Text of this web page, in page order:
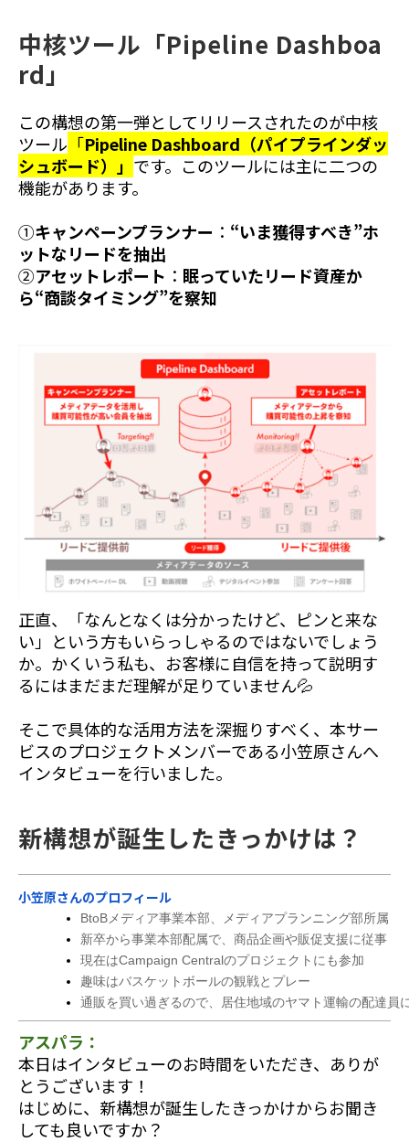
中核ツール「Pipeline Dashboa
rd」
この構想の第一弾としてリリースされたのが中核
ツール 「Pipeline Dashboard（パイプラインダッ
シュボード）」 です。このツールには主に二つの
機能があります。
①キャンペーンプランナー ： “いま獲得すべき”ホ
ットなリードを抽出
②アセットレポート ： 眠っていたリード資産か
ら“商談タイミング”を察知
正直、「なんとなくは分かったけど、ピンと来な
い」という方もいらっしゃるのではないでしょう
か。かくいう私も、お客様に自信を持って説明す
るにはまだまだ理解が足りていません💦
そこで具体的な活用方法を深掘りすべく、本サー
ビスのプロジェクトメンバーである小笠原さんへ
インタビューを行いました。
新構想が誕生したきっかけは？
小笠原さんのプロフィール
BtoBメディア事業本部、メディアプランニング部所属
新卒から事業本部配属で、商品企画や販促支援に従事
現在はCampaign Centralのプロジェクトにも参加
趣味はバスケットボールの観戦とプレー
通販を買い過ぎるので、居住地域のヤマト運輸の配達員
アスパラ：
本日はインタビューのお時間をいただき、ありが
とうございます！
はじめに、新構想が誕生したきっかけからお聞き
しても良いですか？